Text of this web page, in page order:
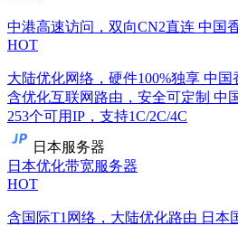
中港高速访问，双向CN2直连 中国
HOT
大陆优化网络，硬件100%独享 中国
含优化互联网路由，安全可定制 中
253个可用IP，支持1C/2C/4C
日本服务器
日本优化带宽服务器
HOT
含国际T1网络，大陆优化路由 日本